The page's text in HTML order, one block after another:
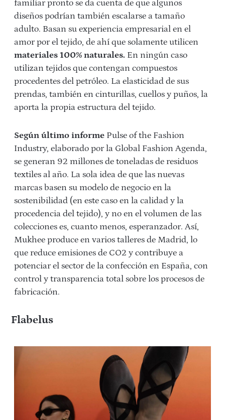
familiar pronto se da cuenta de que algunos
diseños podrían también escalarse a tamaño
adulto. Basan su experiencia empresarial en el
amor por el tejido, de ahí que solamente utilicen
materiales 100% naturales. En ningún caso
utilizan tejidos que contengan compuestos
procedentes del petróleo. La elasticidad de sus
prendas, también en cinturillas, cuellos y puños, la
aporta la propia estructura del tejido.
Según último informe Pulse of the Fashion
Industry, elaborado por la Global Fashion Agenda,
se generan 92 millones de toneladas de residuos
textiles al año. La sola idea de que las nuevas
marcas basen su modelo de negocio en la
sostenibilidad (en este caso en la calidad y la
procedencia del tejido), y no en el volumen de las
colecciones es, cuanto menos, esperanzador. Así,
Mukhee produce en varios talleres de Madrid, lo
que reduce emisiones de CO2 y contribuye a
potenciar el sector de la confección en España, con
control y transparencia total sobre los procesos de
fabricación.
Flabelus